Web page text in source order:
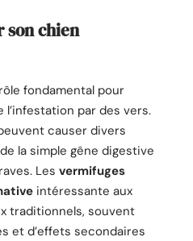
son chien
fondamental pour
l’infestation par des vers.
causer divers
la simple gêne digestive
Les vermifuges
intéressante aux
traditionnels, souvent
et d’effets secondaires